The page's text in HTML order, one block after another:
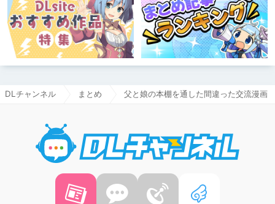
DLチャンネル まとめ 父と娘の本棚を通した間違った交流漫画